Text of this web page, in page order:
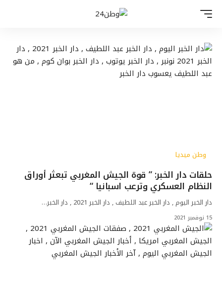
وطن ميديا
حلقات دار الخبر: ” قوة الجيش المغربي تبعثر أوراق
النظام العسكري وترعب اسبانيا “
دار الخبر اليوم , دار الخبر عبد اللطيف , دار الخبر 2021 , دار الخبر…
15 نوفمبر 2021